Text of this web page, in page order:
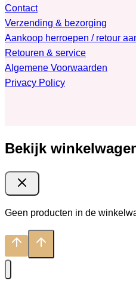
Contact
Verzending & bezorging
Aankoop herroepen / retour
Retouren & service
Algemene Voorwaarden
Privacy Policy
Bekijk
Geen producten in de